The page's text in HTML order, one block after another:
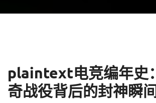
plaintext电竞编年史
奇战役背后的封神瞬